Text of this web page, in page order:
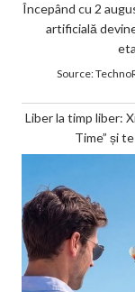
Începând cu 2
artificială
Source:
Liber la timp liber:
Time” și